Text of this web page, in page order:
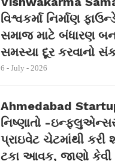
વિશ્વકર્મા નિર્માણ
સમાજ માટે બંધારણ
સમસ્યા દૂર કરવાનો
6 - July - 2026
Ahmedabad
નિષ્ણાતો -
પ્રાઇવેટ ચેટમાંથી કરી
ટકા આવક, જાણો કેવી